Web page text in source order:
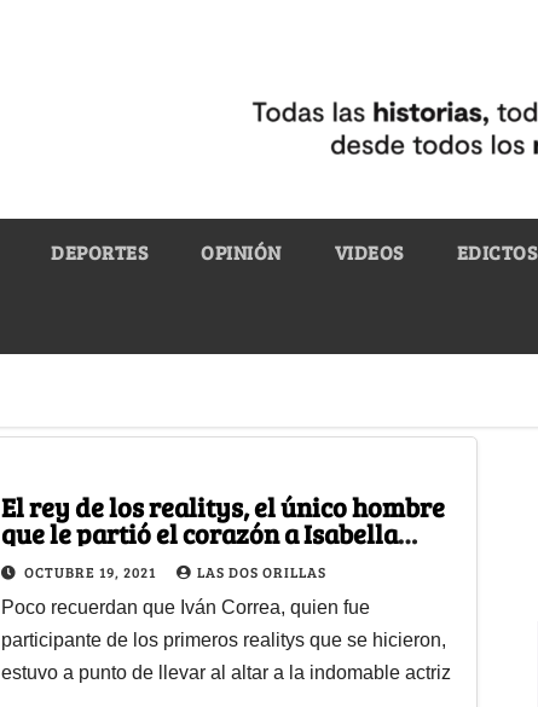
DEPORTES OPINIÓN VIDEOS EDICTOS
El rey de los realitys, el único hombre
que le partió el corazón a Isabella
Santodmingo
OCTUBRE 19, 2021 LAS DOS ORILLAS
Poco recuerdan que Iván Correa, quien fue
participante de los primeros realitys que se hicieron,
estuvo a punto de llevar al altar a la indomable actriz